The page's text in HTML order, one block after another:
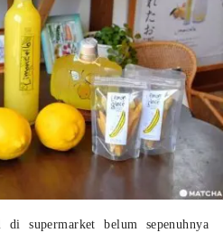
supermarket belum sepenuhnya